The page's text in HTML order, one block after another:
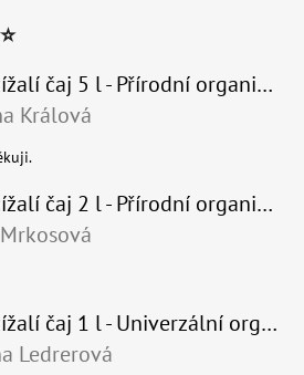
Mesiho žížalí čaj 5 l - Přírodní organické hnojivo 100% nature
je 5 z 5 hvězdiček.
Králová
Mesiho žížalí čaj 2 l - Přírodní organické hnojivo 100% nature - recyklovaný obal
je 5 z 5 hvězdiček.
Mesiho žížalí čaj 1 l - Univerzální organické hnojivo
je 5 z 5 hvězdiček.
Ledrerová